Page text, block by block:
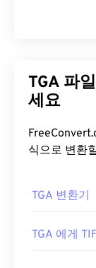
TGA 파
세요
FreeConvert.com TGA 파일을 다음과
식으로 변환
TGA 변환기
TGA 에게